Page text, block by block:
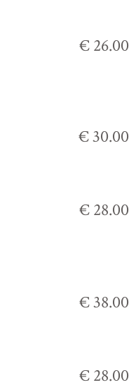
€ 26.00
€ 30.00
€ 28.00
€ 38.00
€ 28.00